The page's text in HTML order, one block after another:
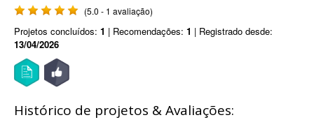
(5.0 - 1 avaliação)
Projetos concluídos: 1 | Recomendações: 1 | Registrado desde:
13/04/2026
Histórico de projetos & Avaliações: